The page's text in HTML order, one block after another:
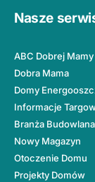
Nasze
ABC Dobrej Mamy
Dobra Mama
Domy
Informacje
Branża Budowlana
Nowy Magazyn
Otoczenie Domu
Projekty Domów